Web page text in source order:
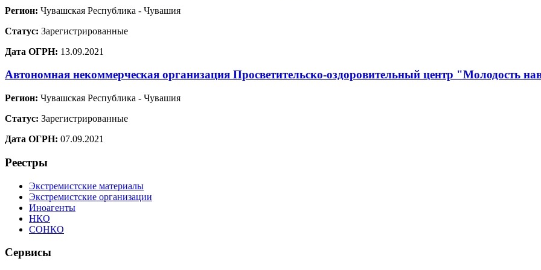
Регион: Чувашская Республика - Чувашия
Статус: Зарегистрированные
Дата ОГРН: 13.09.2021
Автономная некоммерческая организация Просветительско-оздоровительный центр "Молодость
Регион: Чувашская Республика - Чувашия
Статус: Зарегистрированные
Дата ОГРН: 07.09.2021
Реестры
Экстремистские материалы
Экстремистские организации
Иноагенты
НКО
СОНКО
Сервисы